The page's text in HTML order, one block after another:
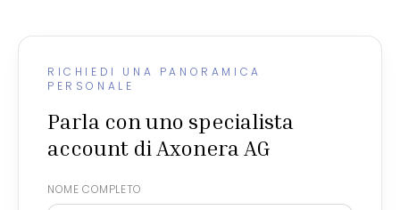
RICHIEDI UNA PANORAMICA
PERSONALE
Parla con uno specialista
account di Axonera AG
NOME COMPLETO